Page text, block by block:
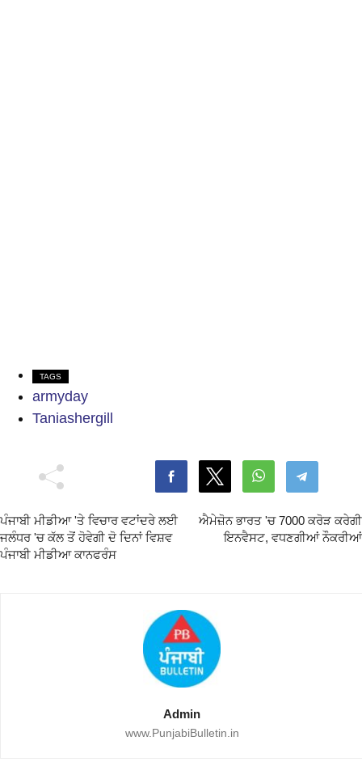
TAGS
armyday
Taniashergill
ਪੰਜਾਬੀ ਮੀਡੀਆ 'ਤੇ ਵਿਚਾਰ ਵਟਾਂਦਰੇ ਲਈ
ਜਲੰਧਰ 'ਚ ਕੱਲ ਤੋਂ ਹੋਵੇਗੀ ਦੋ ਦਿਨਾਂ ਵਿਸ਼ਵ
ਪੰਜਾਬੀ ਮੀਡੀਆ ਕਾਨਫਰੰਸ
ਐਮੇਜ਼ੋਨ ਭਾਰਤ 'ਚ 7000 ਕਰੋੜ ਕਰੇਗੀ
ਇਨਵੈਸਟ, ਵਧਣਗੀਆਂ ਨੌਕਰੀਆਂ
Admin
www.PunjabiBulletin.in